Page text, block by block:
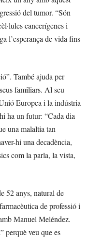
del tumor. “Són
cancerígenes i
l’esperança de vida fins
També ajuda per
familiars. Al seu
Europea i la indústria
ha un futur: “Cada dia
una malaltia tan
hi una decadència,
com la parla, la vista,
52 anys, natural de
de professió i
Manuel Meléndez.
perquè veu que es